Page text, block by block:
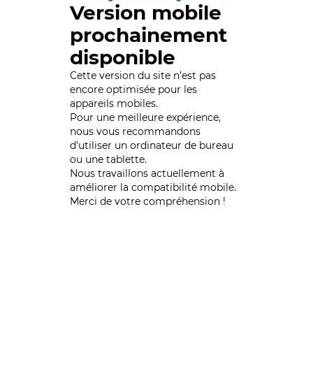
Version mobile
prochainement
disponible
Cette version du site n’est pas
encore optimisée pour les
appareils mobiles.
Pour une meilleure expérience,
nous vous recommandons
d'utiliser un ordinateur de bureau
ou une tablette.
Nous travaillons actuellement à
améliorer la compatibilité mobile.
Merci de votre compréhension !